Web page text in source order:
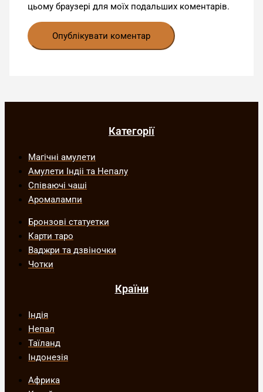
цьому браузері для моїх подальших коментарів.
Категорії
Магічні амулети
Амулети Індіі та Непалу
Співаючі чаші
Аромалампи
Бронзові статуетки
Карти таро
Ваджри та дзвіночки
Чотки
Країни
Індія
Непал
Таїланд
Індонезія
Африка